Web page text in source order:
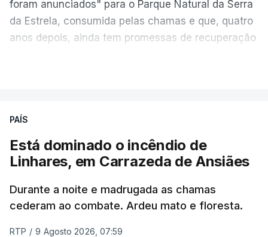
foram anunciados" para o Parque Natural da Serra
da Estrela, consumida pelas chamas e que, quatro
anos depois, ainda tem promessas de recuperação
ESTE CONTEÚDO ESTÁ NESTE
PAÍS
Está dominado o incêndio de
Linhares, em Carrazeda de Ansiães
Durante a noite e madrugada as chamas
cederam ao combate. Ardeu mato e floresta.
RTP / 9 Agosto 2026, 07:59